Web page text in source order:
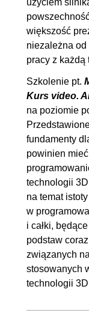
większość
niezależna
pracy z każdą
Szkolenie pt.
Kurs video.
na poziomie
fundamenty
powinien
technologii
na temat
w
i całki,
podstaw
związanych
stosowanych
technologii